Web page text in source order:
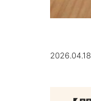
2026.04.18